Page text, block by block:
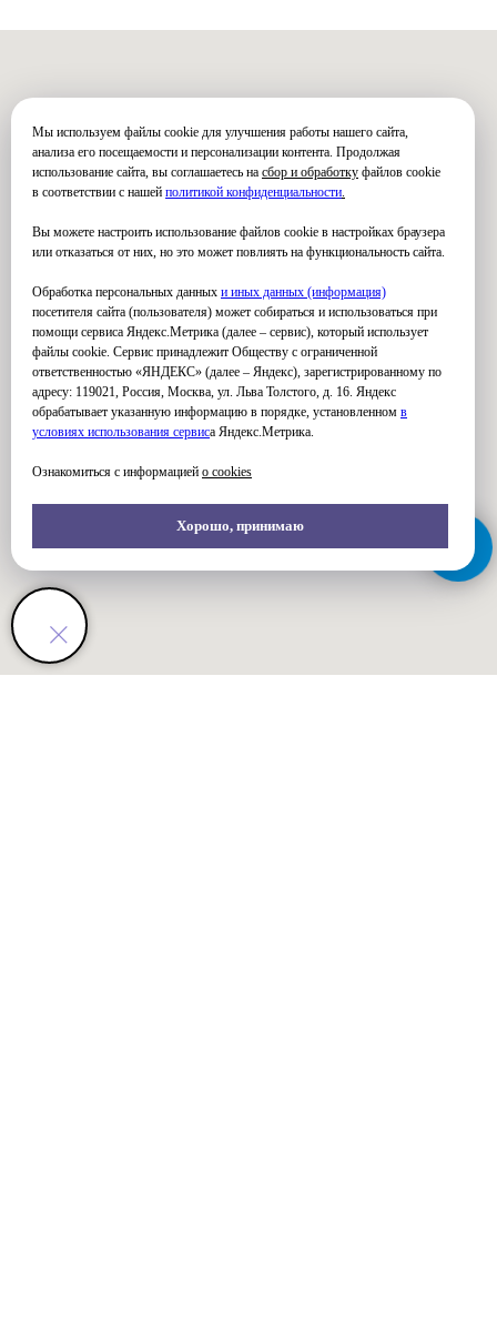
Мы используем файлы cookie для улучшения работы нашего сайта,
анализа его посещаемости и персонализации контента. Продолжая
использование сайта, вы соглашаетесь на сбор и обработку файлов cookie
в соответствии с нашей политикой конфиденциальности.
Вы можете настроить использование файлов cookie в настройках браузера
или отказаться от них, но это может повлиять на функциональность сайта.
Обработка персональных данных и иных данных (информация)
посетителя сайта (пользователя) может собираться и использоваться при
помощи сервиса Яндекс.Метрика (далее – сервис), который использует
файлы cookie. Сервис принадлежит Обществу с ограниченной
ответственностью «ЯНДЕКС» (далее – Яндекс), зарегистрированному по
адресу: 119021, Россия, Москва, ул. Льва Толстого, д. 16. Яндекс
обрабатывает указанную информацию в порядке, установленном в
условиях использования сервиса Яндекс.Метрика.
Ознакомиться с информацией о cookies
Хорошо, принимаю